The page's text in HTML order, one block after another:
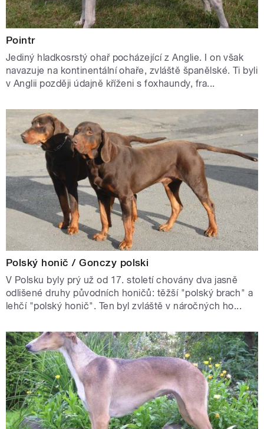
Pointr
Jediný hladkosrstý ohař pocházející z Anglie. I on však
navazuje na kontinentální ohaře, zvláště španělské. Ti byli
v Anglii později údajně kříženi s foxhaundy, fra...
Polský honič / Gonczy polski
V Polsku byly prý už od 17. století chovány dva jasně
odlišené druhy původních honičů: těžší "polský brach" a
lehčí "polský honič". Ten byl zvláště v náročných ho...